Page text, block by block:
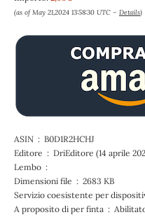
(as of May 21,2024 13:58:30 UTC – Details)
ASIN ‏ : ‎ B0D1R2HCHJ
Editore ‏ : ‎ DriEditore (14 aprile
Lembo ‏ : ‎
Dimensioni file ‏ : ‎ 2683 KB
A proposito di per finta ‏ :